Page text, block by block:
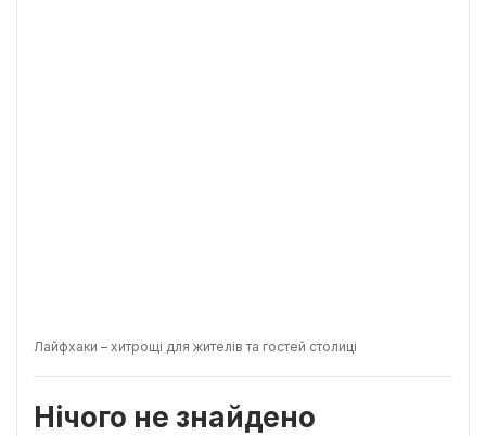
Лайфхаки – хитрощі для жителів та гостей столиці
Нічого не знайдено